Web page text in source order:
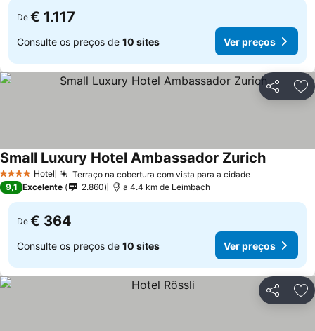
De € 1.117
Consulte os preços de 10 sites Ver preços
Partilhar
4 EstrelasHotel Terraço na cobertura com vista para a cidadeVer preços
Small Luxury Hotel Ambassador ZurichVer
9,1 Excelente 2.860 a 4.4 km de Leimbach
De € 364
Consulte os preços de 10 sites Ver preços
Partilhar